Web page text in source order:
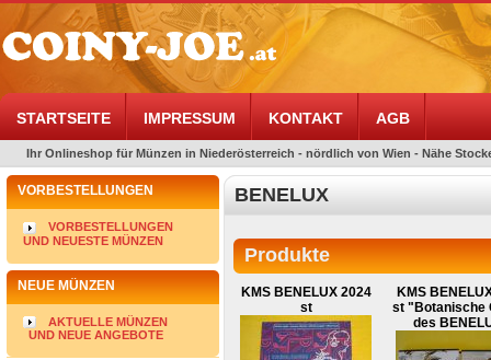
STARTSEITE IMPRESSUM KONTAKT AGB
Ihr Onlineshop für Münzen in Niederösterreich - nördlich von Wien - Nähe
VORBESTELLUNGEN
VORBESTELLUNGEN
UND NEUESTE MÜNZEN
NEUE MÜNZEN
AKTUELLE MÜNZEN
UND NEUE ANGEBOTE
BENELUX
Produkte
KMS BENELUX 2024
st
KMS
st "Botanische
des